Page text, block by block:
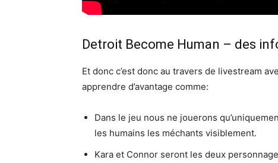
Detroit Become Human – des
Et donc c’est donc au travers de livestream
apprendre d’avantage comme:
Dans le jeu nous ne jouerons
les humains les méchants visiblement.
Kara et Connor seront les deux